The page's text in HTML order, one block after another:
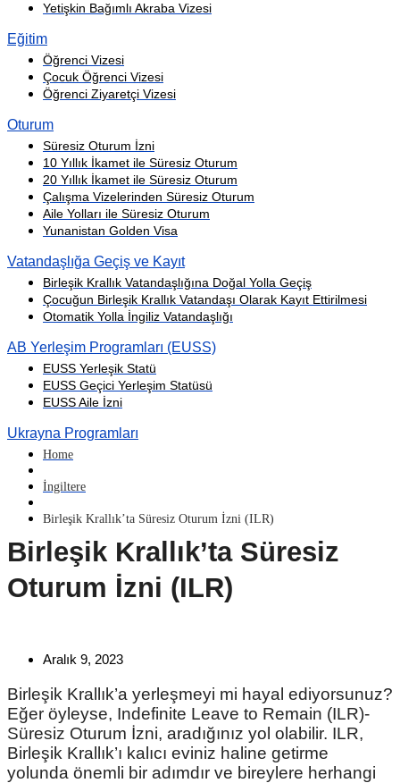
Yetişkin Bağımlı Akraba Vizesi
Eğitim
Öğrenci Vizesi
Çocuk Öğrenci Vizesi
Öğrenci Ziyaretçi Vizesi
Oturum
Süresiz Oturum İzni
10 Yıllık İkamet ile Süresiz Oturum
20 Yıllık İkamet ile Süresiz Oturum
Çalışma Vizelerinden Süresiz Oturum
Aile Yolları ile Süresiz Oturum
Yunanistan Golden Visa
Vatandaşlığa Geçiş ve Kayıt
Birleşik Krallık Vatandaşlığına Doğal Yolla Geçiş
Çocuğun Birleşik Krallık Vatandaşı Olarak Kayıt Ettirilmesi
Otomatik Yolla İngiliz Vatandaşlığı
AB Yerleşim Programları (EUSS)
EUSS Yerleşik Statü
EUSS Geçici Yerleşim Statüsü
EUSS Aile İzni
Ukrayna Programları
Home
İngiltere
Birleşik Krallık’ta Süresiz Oturum İzni (ILR)
Birleşik Krallık’ta Süresiz
Oturum İzni (ILR)
Aralık 9, 2023
Birleşik Krallık’a yerleşmeyi mi hayal ediyorsunuz?
Eğer öyleyse, Indefinite Leave to Remain (ILR)-
Süresiz Oturum İzni, aradığınız yol olabilir. ILR,
Birleşik Krallık’ı kalıcı eviniz haline getirme
yolunda önemli bir adımdır ve bireylere herhangi